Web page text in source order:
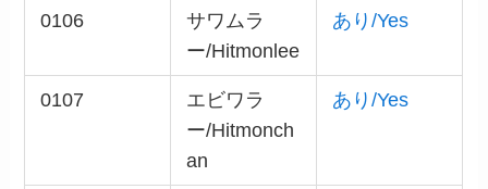
0106
サワムラ
ー/Hitmonlee
あり/Yes
0107
エビワラ
ー/Hitmonch
an
あり/Yes